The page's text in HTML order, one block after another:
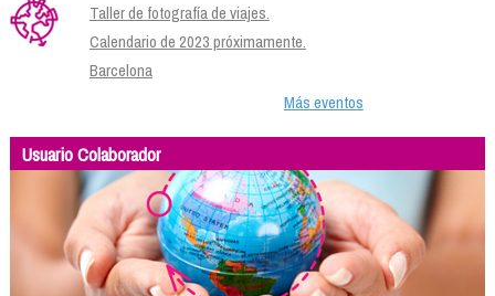
Taller de fotografía de viajes.
Calendario de 2023 próximamente.
Barcelona
Más eventos
Usuario Colaborador